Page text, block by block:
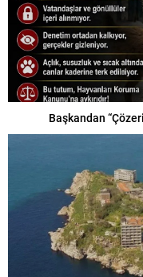
Başkandan